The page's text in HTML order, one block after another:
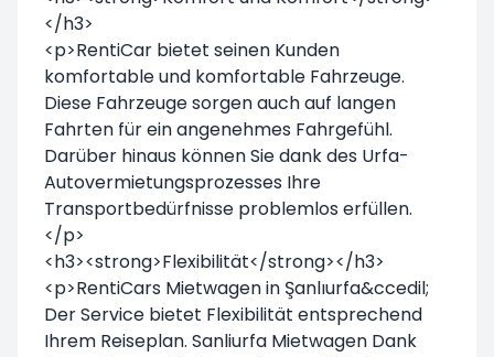
</h3>
<p>RentiCar bietet seinen Kunden
komfortable und komfortable Fahrzeuge.
Diese Fahrzeuge sorgen auch auf langen
Fahrten für ein angenehmes Fahrgefühl.
Darüber hinaus können Sie dank des Urfa-
Autovermietungsprozesses Ihre
Transportbedürfnisse problemlos erfüllen.
</p>
<h3><strong>Flexibilität</strong></h3>
<p>RentiCars Mietwagen in Şanlıurfa&ccedil;
Der Service bietet Flexibilität entsprechend
Ihrem Reiseplan. Sanliurfa Mietwagen Dank